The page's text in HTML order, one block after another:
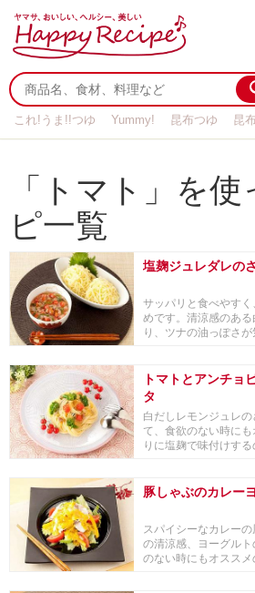
これ!うま!!つゆ Yummy! 昆布つゆ 昆
「トマト」を
ピ一覧
塩麹ジュレダレの
サッパリと食べやす
めです。清涼感のあ
り、ツナの油っぽさが
トマトとアンチョ
タ
白だしレモンジュレ
て、食欲のない時に
りに塩麹で味付けす
豚しゃぶのカレー
スパイシーなカレー
の清涼感、ヨーグル
のない時にもオススメ